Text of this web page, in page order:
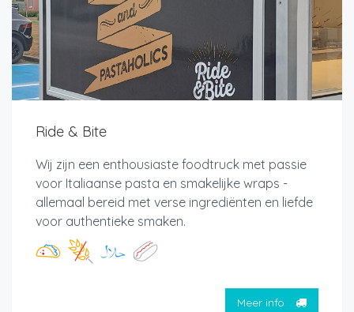
Ride & Bite
Wij zijn een enthousiaste foodtruck met passie
voor Italiaanse pasta en smakelijke wraps -
allemaal bereid met verse ingrediënten en liefde
voor authentieke smaken.
Meer info